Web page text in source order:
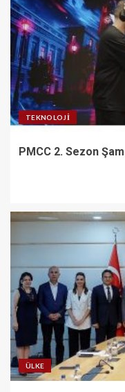
TEKNOLOJI
PMCC 2. Sezon
ÜLKE